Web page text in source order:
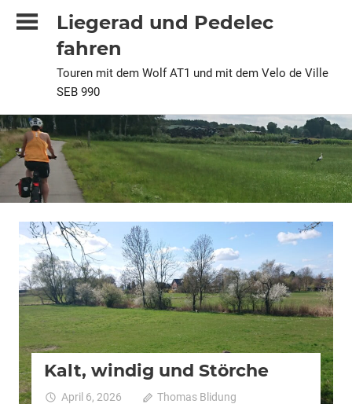
Inhalt
Liegerad und Pedelec
fahren
Touren mit dem Wolf AT1 und mit dem Velo de Ville
SEB 990
2025 Pedelec
Kalt, windig und Störche
April 6, 2026 Thomas Blidung